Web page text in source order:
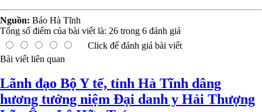
Nguồn: Báo Hà Tĩnh
Tổng số điểm của bài viết là: 26 trong 6 đánh giá
Click để đánh giá bài viết
Bài viết liên quan
Lãnh đạo Bộ Y tế, tỉnh Hà Tĩnh dâng
hương tưởng niệm Đại danh y Hải Thượng